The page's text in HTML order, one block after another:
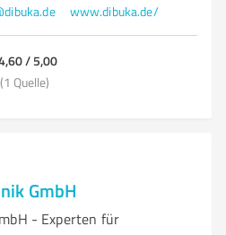
www.dibuka.de/
/ 5,00
(1 Quelle)
GmbH
- Experten für